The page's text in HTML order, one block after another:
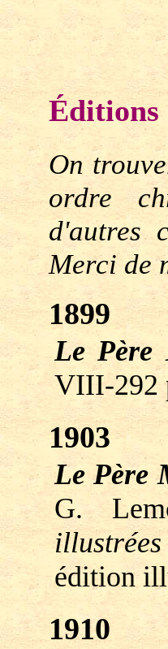
On
ordre
d'autres
Merci de
1899
Le Père
VIII-292
1903
Le Père
G.
édition
1910